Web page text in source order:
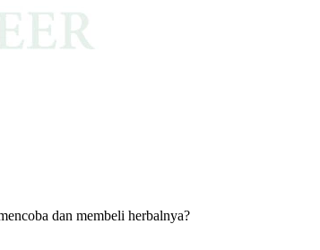
dan membeli herbalnya?